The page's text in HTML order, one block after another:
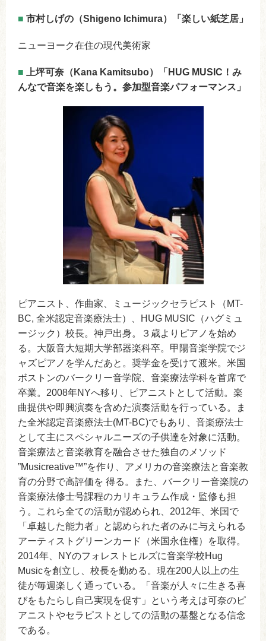
■ 市村しげの（Shigeno Ichimura）「楽しい紙芝居」
ニューヨーク在住の現代美術家
■ 上坪可奈（Kana Kamitsubo）「HUG MUSIC！み
んなで音楽を楽しもう。参加型音楽パフォーマンス」
ピアニスト、作曲家、ミュージックセラピスト（MT-
BC, 全米認定音楽療法士）、HUG MUSIC（ハグミュ
ージック）校長。神戸出身。３歳よりピアノを始め
る。大阪音大短期大学部器楽科卒。甲陽音楽学院でジ
ャズピアノを学んだあと。奨学金を受けて渡米。米国
ボストンのバークリー音学院、音楽療法学科を首席で
卒業。2008年NYへ移り、ピアニストとして活動。楽
曲提供や即興演奏を含めた演奏活動を行っている。ま
た全米認定音楽療法士(MT-BC)でもあり、音楽療法士
として主にスペシャルニーズの子供達を対象に活動。
音楽療法と音楽教育を融合させた独自のメソッド
”Musicreative™”を作り、アメリカの音楽療法と音楽教
育の分野で高評価を 得る。また、バークリー音楽院の
音楽療法修士号課程のカリキュラム作成・監修も担
う。これら全ての活動が認められ、2012年、米国で
「卓越した能力者」と認められた者のみに与えられる
アーティストグリーンカード（米国永住権）を取得。
2014年、NYのフォレストヒルズに音楽学校Hug
Musicを創立し、校長を勤める。現在200人以上の生
徒が毎週楽しく通っている。「音楽が人々に生きる喜
びをもたらし自己実現を促す」という考えは可奈のピ
アニストやセラピストとしての活動の基盤となる信念
である。